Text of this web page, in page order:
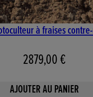
à fraises
2879,00 €
AJOUTER AU PANIER